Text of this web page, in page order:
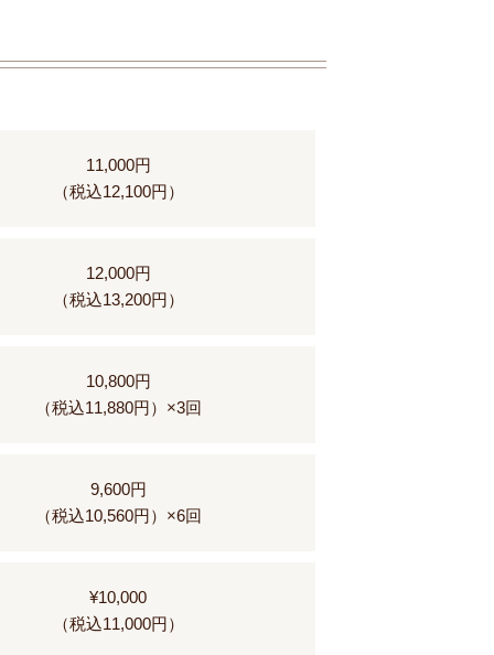
11,000円
（税込12,100円）
12,000円
（税込13,200円）
10,800円
（税込11,880円）×3回
9,600円
（税込10,560円）×6回
¥10,000
（税込11,000円）